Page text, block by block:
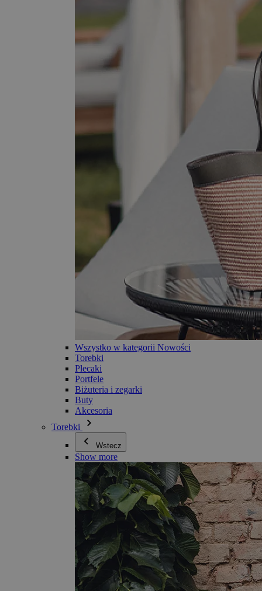
Wszystko w kategorii Nowości
Torebki
Plecaki
Portfele
Biżuteria i zegarki
Buty
Akcesoria
Torebki
Wstecz
Show more